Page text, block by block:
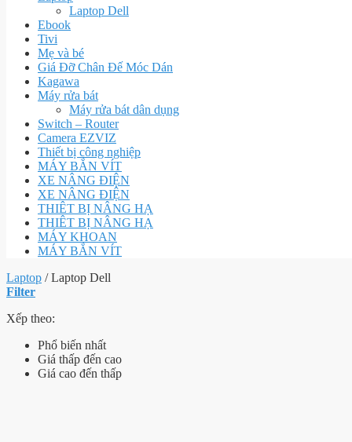
Laptop Dell
Ebook
Tivi
Mẹ và bé
Giá Đỡ Chân Đế Móc Dán
Kagawa
Máy rửa bát
Máy rửa bát dân dụng
Switch – Router
Camera EZVIZ
Thiết bị công nghiệp
MÁY BẮN VÍT
XE NÂNG ĐIỆN
XE NÂNG ĐIỆN
THIÊT BỊ NÂNG HẠ
THIÊT BỊ NÂNG HẠ
MÁY KHOAN
MÁY BẮN VÍT
Laptop /Laptop Dell
Filter
Xếp theo:
Phổ biến nhất
Giá thấp đến cao
Giá cao đến thấp